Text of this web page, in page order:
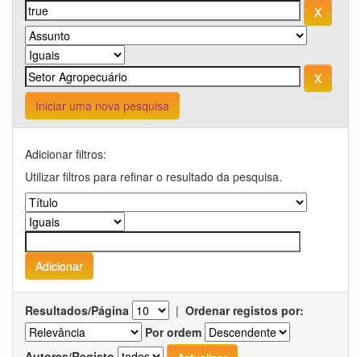
Iniciar uma nova pesquisa
Adicionar filtros:
Utilizar filtros para refinar o resultado da pesquisa.
Resultados/Página | Ordenar registos por:
Por ordem